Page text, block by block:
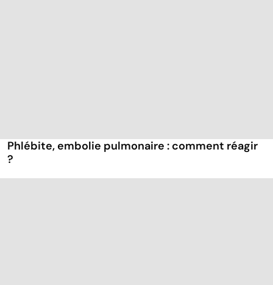
Phlébite, embolie pulmonaire : comment réagir
?